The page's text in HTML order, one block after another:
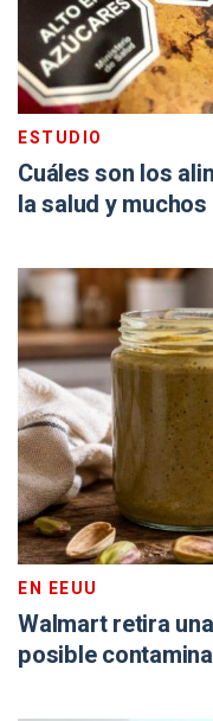
ESTUDIO
Cuáles son los
la salud y
EN EEUU
Walmart retira
posible